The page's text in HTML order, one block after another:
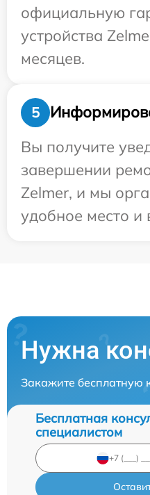
официальную
устройства
месяцев.
5
Вы получите
завершении
Zelmer, и мы
удобное место и
Нужна
Закажите бесплатную
Бесплатная
специалистом